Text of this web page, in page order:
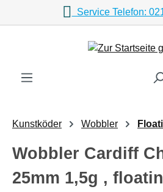
Zum Hauptinhalt springen
Service Telefon:
Kunstköder Wobbler
Wobbler Cardiff
25mm 1,5g ,